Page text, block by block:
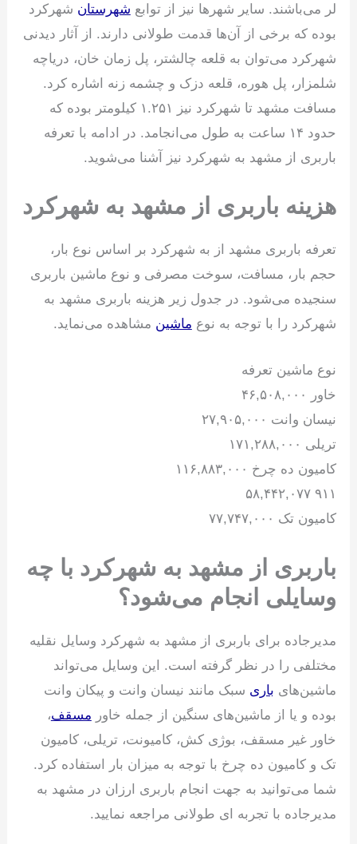
لر می‌باشند. سایر شهرها نیز از توابع شهرستان شهرکرد
بوده که برخی از آن‌ها قدمت طولانی دارند. از آثار دیدنی
شهرکرد می‌توان به قلعه چالشتر، پل زمان خان، دریاچه
شلمزار، پل هوره، قلعه دزک و چشمه زنه اشاره کرد.
مسافت مشهد تا شهرکرد نیز ۱.۲۵۱ کیلومتر بوده که
حدود ۱۴ ساعت به طول می‌انجامد. در ادامه با تعرفه
باربری از مشهد به شهرکرد نیز آشنا می‌شوید.
هزینه باربری از مشهد به شهرکرد
تعرفه باربری مشهد از به شهرکرد بر اساس نوع بار،
حجم بار، مسافت، سوخت مصرفی و نوع ماشین باربری
سنجیده می‌شود. در جدول زیر هزینه باربری مشهد به
شهرکرد را با توجه به نوع ماشین مشاهده می‌نماید.
نوع ماشین تعرفه
خاور ۴۶,۵۰۸,۰۰۰
نیسان وانت ۲۷,۹۰۵,۰۰۰
تریلی ۱۷۱,۲۸۸,۰۰۰
کامیون ده چرخ ۱۱۶,۸۸۳,۰۰۰
۹۱۱ ۵۸,۴۴۲,۰۷۷
کامیون تک ۷۷,۷۴۷,۰۰۰
باربری از مشهد به شهرکرد با چه
وسایلی انجام می‌شود؟
مدیرجاده برای باربری از مشهد به شهرکرد وسایل نقلیه
مختلفی را در نظر گرفته است. این وسایل می‌تواند
ماشین‌های باری سبک مانند نیسان وانت و پیکان وانت
بوده و یا از ماشین‌های سنگین از جمله خاور مسقف،
خاور غیر مسقف، بوژی کش، کامیونت، تریلی، کامیون
تک و کامیون ده چرخ با توجه به میزان بار استفاده کرد.
شما می‌توانید به جهت انجام باربری ارزان در مشهد به
مدیرجاده با تجربه ای طولانی مراجعه نمایید.